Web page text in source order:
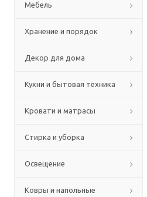
Мебель
Хранение и порядок
Декор для дома
Кухни и бытовая техника
Кровати и матрасы
Стирка и уборка
Освещение
Ковры и напольные